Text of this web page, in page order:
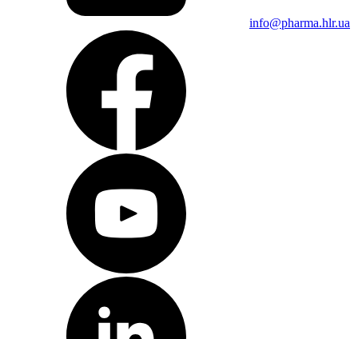
info@pharma.hlr.ua